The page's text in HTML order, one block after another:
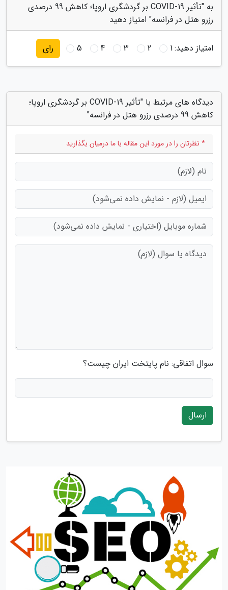
به "تأثیر COVID-19 بر گردشگری اروپا؛ کاهش 99 درصدی
رزرو هتل در فرانسه" امتیاز دهید
امتیاز دهید:1
2
3
4
5 رای
دیدگاه های مرتبط با "تأثیر COVID-19 بر گردشگری اروپا؛
کاهش 99 درصدی رزرو هتل در فرانسه"
* نظرتان را در مورد این مقاله با ما درمیان بگذارید
سوال اتفاقی: نام پایتخت ایران چیست؟
ارسال